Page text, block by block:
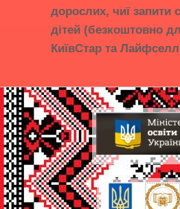
дорослих, чиї запити
дітей (безкоштовно
КиївСтар та